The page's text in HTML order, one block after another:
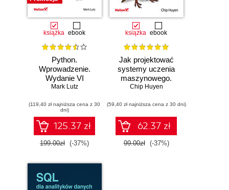
książka ebook
Python.
Wprowadzenie.
Wydanie VI
Mark Lutz
(119,40 zł najniższa cena z 30
dni)
125.37 zł
199.00zł (-37%)
książka ebook
Jak projektować
systemy uczenia
maszynowego.
Iteracyjne
gotowych do pracy
Chip Huyen
(59,40 zł najniższa cena z 30 dni)
62.37 zł
99.00zł (-37%)